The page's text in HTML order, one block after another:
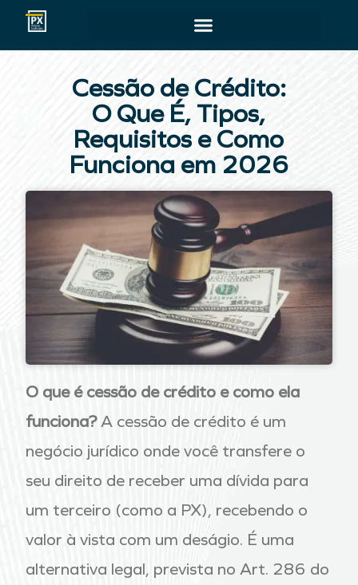
Cessão de Crédito:
O Que É, Tipos,
Requisitos e Como
Funciona em 2026
O que é cessão de crédito e como ela
funciona?A cessão de crédito é um
negócio jurídico onde você transfere o
seu direito de receber uma dívida para
um terceiro (como a PX), recebendo o
valor à vista com um deságio. É uma
alternativa legal, prevista no Art. 286 do